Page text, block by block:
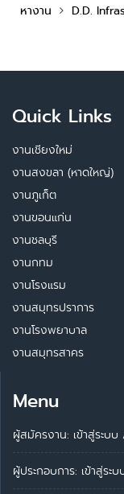
หางาน D.D.
Quick Links
งานเชียงใหม่
งานสงขลา (หาดใหญ่)
งานภูเก็ต
งานขอนแก่น
งานชลบุรี
งานกทม
งานโรงแรม
งานสมุทรปราการ
งานโรงพยาบาล
งานสมุทรสาคร
Menu
ผู้สมัครงาน: เข้าสู่ระบบ
ผู้ประกอบการ: เข้าสู่ระบ